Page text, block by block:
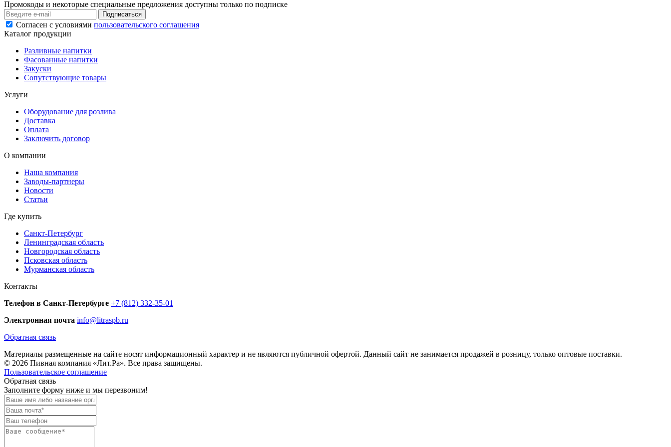
Промокоды и некоторые специальные предложения доступны только по подписке
Подписаться
Согласен с условиями пользовательского соглашения
Каталог продукции
Разливные напитки
Фасованные напитки
Закуски
Сопутствующие товары
Услуги
Оборудование для розлива
Доставка
Оплата
Заключить договор
О компании
Наша компания
Заводы-партнеры
Новости
Статьи
Где купить
Санкт-Петербург
Ленинградская область
Новгородская область
Псковская область
Мурманская область
Контакты
Телефон в Санкт-Петербурге +7 (812) 332-35-01
Электронная почта info@litraspb.ru
Обратная связь
Материалы размещенные на сайте носят информационный характер и не являются публичной офертой. Данный сайт не занимается продажей в розницу, только оптовые поставки.
© 2026 Пивная компания «Лит.Ра». Все права защищены.
Пользовательское соглашение
Обратная связь
Заполните форму ниже и мы перезвоним!